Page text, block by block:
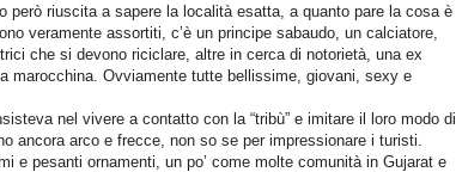
però riuscita a sapere la località esatta, a quanto pare la cosa è
veramente assortiti, c’è un principe sabaudo, un calciatore,
che si devono riciclare, altre in cerca di notorietà, una ex
marocchina. Ovviamente tutte bellissime, giovani, sexy e
nel vivere a contatto con la “tribù” e imitare il loro modo di
ancora arco e frecce, non so se per impressionare i turisti.
e pesanti ornamenti, un po’ come molte comunità in Gujarat e